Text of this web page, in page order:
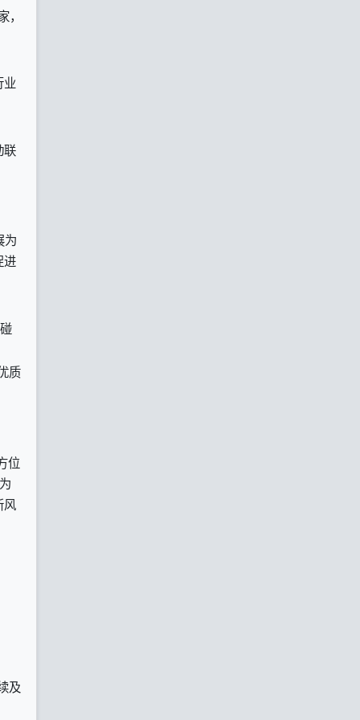
业
联
为
进
质
位
风
及